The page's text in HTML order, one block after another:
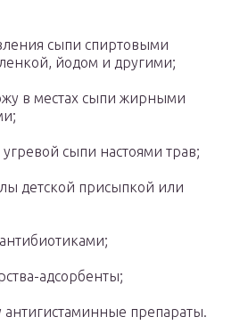
сыпи спиртовыми
йодом и другими;
в местах сыпи жирными
угревой сыпи настоями трав;
детской присыпкой или
адсорбенты;
антигистаминные препараты.